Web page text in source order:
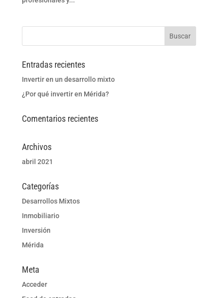
Entradas recientes
Invertir en un desarrollo mixto
¿Por qué invertir en Mérida?
Comentarios recientes
Archivos
abril 2021
Categorías
Desarrollos Mixtos
Inmobiliario
Inversión
Mérida
Meta
Acceder